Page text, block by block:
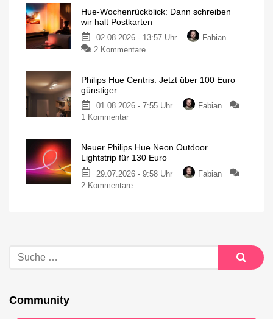
Hue-Wochenrückblick: Dann schreiben
wir halt Postkarten
02.08.2026 - 13:57 Uhr
Fabian
2 Kommentare
Philips Hue Centris: Jetzt über 100 Euro
günstiger
01.08.2026 - 7:55 Uhr
Fabian
1 Kommentar
Neuer Philips Hue Neon Outdoor
Lightstrip für 130 Euro
29.07.2026 - 9:58 Uhr
Fabian
2 Kommentare
Community